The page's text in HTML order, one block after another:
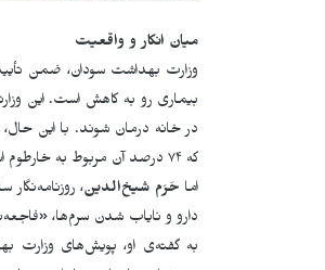
میان انکار و واقعیت
وزارت بهداشت سودان، ضمن
که ۷۴ درصد آن مربوط به خارطوم است.
اما حَرَم شیخ‌الدین،
دارو و نایاب شدن سرم‌ها،
به گفته‌ی او، پویش‌های وزارت